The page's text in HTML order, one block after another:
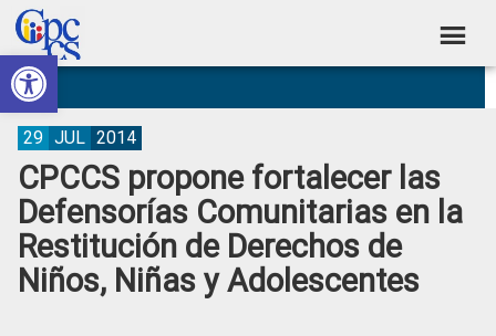
Abrir barra de herramientas
Skip
to
primary
navigation
Skip
to
main
content
Skip
to
primary
sidebar
Skip
to
footer
Consejo
de
Participación
Ciudadana
Control
Social
Construyendo
Poder
Ciudadano
CPCCS propone fortalecer las
Defensorías Comunitarias en la
Restitución de Derechos de
Niños, Niñas y Adolescentes
29 JUL 2014